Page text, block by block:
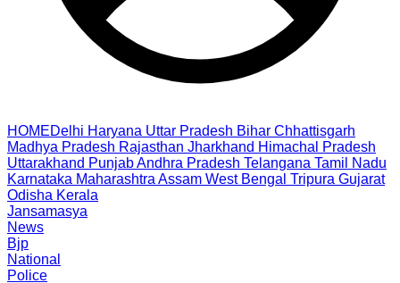
HOMEDelhi Haryana Uttar Pradesh Bihar Chhattisgarh
Madhya Pradesh Rajasthan Jharkhand Himachal Pradesh
Uttarakhand PunjabAndhra Pradesh Telangana Tamil Nadu
Karnataka Maharashtra Assam West Bengal Tripura Gujarat
Odisha Kerala
Jansamasya
News
Bjp
National
Police